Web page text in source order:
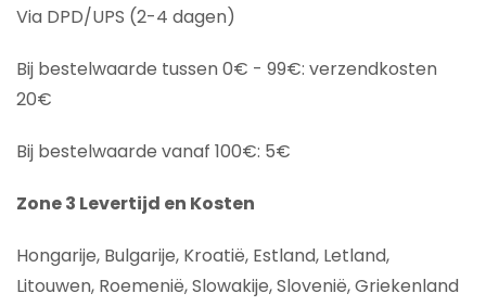
Via DPD/UPS (2-4 dagen)
Bij bestelwaarde tussen 0€ - 99€: verzendkosten
20€
Bij bestelwaarde vanaf 100€: 5€
Zone 3 Levertijd en Kosten
Hongarije, Bulgarije, Kroatië, Estland, Letland,
Litouwen, Roemenië, Slowakije, Slovenië, Griekenland